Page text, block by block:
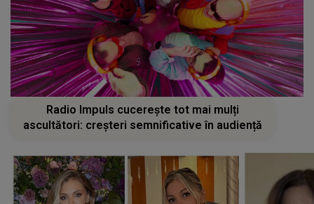
Radio Impuls cucerește tot mai mulți
ascultători: creșteri semnificative în audiență